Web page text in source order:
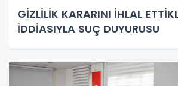
GİZLİLİK KARARINI İHLAL
İDDİASIYLA SUÇ DUYURUSU